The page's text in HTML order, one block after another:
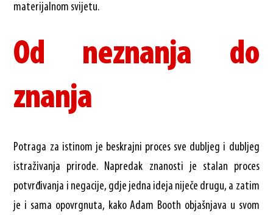
materijalnom svijetu.
Od neznanja do
znanja
Potraga za istinom je beskrajni proces sve dubljeg i dubljeg
istraživanja prirode. Napredak znanosti je stalan proces
potvrđivanja i negacije, gdje jedna ideja niječe drugu, a zatim
je i sama opovrgnuta, kako Adam Booth objašnjava u svom